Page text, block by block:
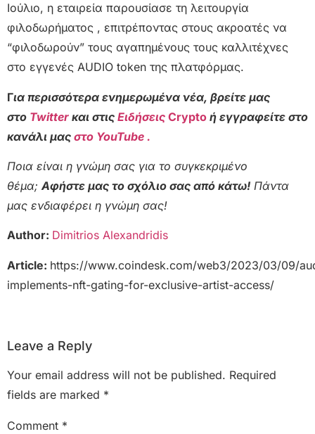
Ιούλιο, η εταιρεία παρουσίασε τη λειτουργία
φιλοδωρήματος , επιτρέποντας στους ακροατές να
“φιλοδωρούν” τους αγαπημένους τους καλλιτέχνες
στο εγγενές AUDIO token της πλατφόρμας.
Για περισσότερα ενημερωμένα νέα, βρείτε μας
στο Twitter και στις Ειδήσεις Crypto ή εγγραφείτε στο
κανάλι μας στο YouTube .
Ποια είναι η γνώμη σας για το συγκεκριμένο
θέμα;Αφήστε μας το σχόλιο σας από κάτω! Πάντα
μας ενδιαφέρει η γνώμη σας!
Author: Dimitrios Alexandridis
Article: https://www.coindesk.com/web3/2023/03/09/
implements-nft-gating-for-exclusive-artist-access/
Leave a Reply
Your email address will not be published. Required
fields are marked *
Comment *